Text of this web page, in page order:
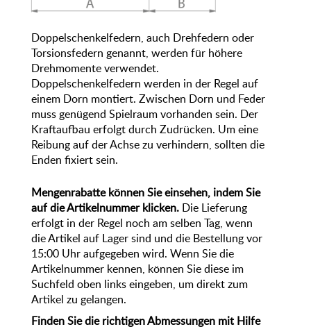
Doppelschenkelfedern, auch Drehfedern oder
Torsionsfedern genannt, werden für höhere
Drehmomente verwendet.
Doppelschenkelfedern werden in der Regel auf
einem Dorn montiert. Zwischen Dorn und Feder
muss genügend Spielraum vorhanden sein. Der
Kraftaufbau erfolgt durch Zudrücken. Um eine
Reibung auf der Achse zu verhindern, sollten die
Enden fixiert sein.
Mengenrabatte können Sie einsehen, indem Sie
auf die Artikelnummer klicken. Die Lieferung
erfolgt in der Regel noch am selben Tag, wenn
die Artikel auf Lager sind und die Bestellung vor
15:00 Uhr aufgegeben wird. Wenn Sie die
Artikelnummer kennen, können Sie diese im
Suchfeld oben links eingeben, um direkt zum
Artikel zu gelangen.
Finden Sie die richtigen Abmessungen mit Hilfe